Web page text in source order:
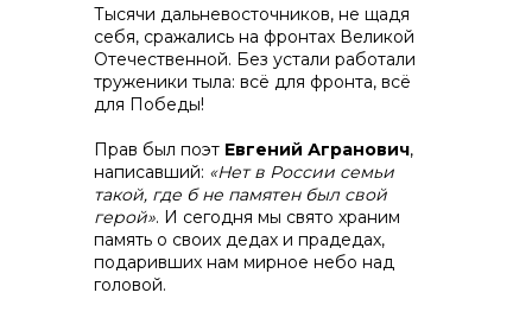
Контакты
+7 (423) 234 50 50
info@vostokcement.ru
Тысячи дальневосточников, не щадя
себя, сражались на фронтах Великой
Отечественной. Без устали работали
труженики тыла: всё для фронта, всё
для Победы!
Прав был поэт Евгений Агранович,
написавший: «Нет в России семьи
такой, где б не памятен был свой
герой». И сегодня мы свято храним
память о своих дедах и прадедах,
подаривших нам мирное небо над
головой.